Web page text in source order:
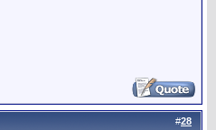
#28